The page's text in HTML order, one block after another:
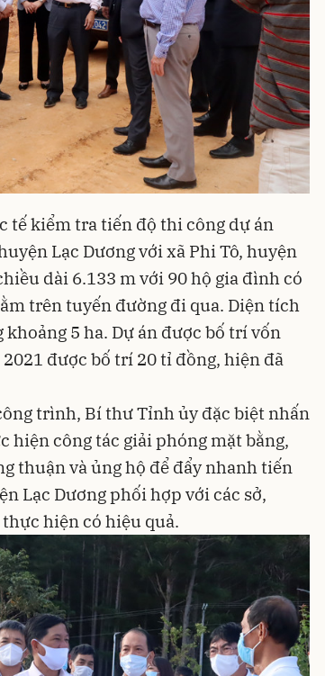
tế kiểm tra tiến độ thi công dự án
Lạc Dương với xã Phi Tô, huyện
dài 6.133 m với 90 hộ gia đình có
trên tuyến đường đi qua. Diện tích
5 ha. Dự án được bố trí vốn
được bố trí 20 tỉ đồng, hiện đã
trình, Bí thư Tỉnh ủy đặc biệt nhấn
hiện công tác giải phóng mặt bằng,
thuận và ủng hộ để đẩy nhanh tiến
Lạc Dương phối hợp với các sở,
hiện có hiệu quả.